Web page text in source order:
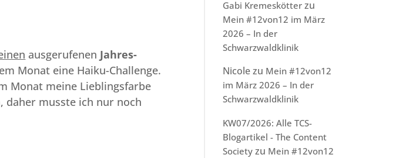
ausgerufenen Jahres-
Monat eine Haiku-Challenge.
Monat meine Lieblingsfarbe
daher musste ich nur noch
Gabi Kremeskötter zu
Mein #12von12 im März
2026 – In der
Schwarzwaldklinik
Nicolezu Mein #12von12
im März 2026 – In der
Schwarzwaldklinik
KW07/2026: Alle TCS-
Blogartikel - The Content
Society zu Mein #12von12